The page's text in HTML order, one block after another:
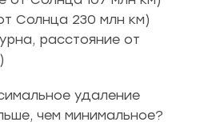
Солнца 230 млн км)
расстояние от
удаление
чем минимальное?